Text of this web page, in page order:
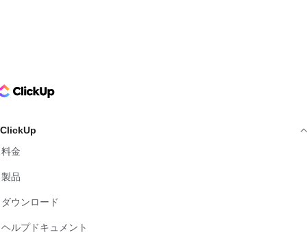
Logo
ClickUp
料金
製品
ダウンロード
ヘルプドキュメント